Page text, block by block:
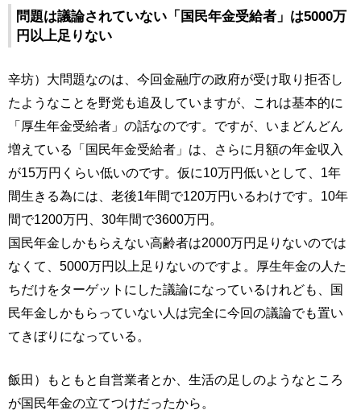
問題は議論されていない「国民年金受給者」は5000万
円以上足りない
辛坊）大問題なのは、今回金融庁の政府が受け取り拒否し
たようなことを野党も追及していますが、これは基本的に
「厚生年金受給者」の話なのです。ですが、いまどんどん
増えている「国民年金受給者」は、さらに月額の年金収入
が15万円くらい低いのです。仮に10万円低いとして、1年
間生きる為には、老後1年間で120万円いるわけです。10年
間で1200万円、30年間で3600万円。
国民年金しかもらえない高齢者は2000万円足りないのでは
なくて、5000万円以上足りないのですよ。厚生年金の人た
ちだけをターゲットにした議論になっているけれども、国
民年金しかもらっていない人は完全に今回の議論でも置い
てきぼりになっている。
飯田）もともと自営業者とか、生活の足しのようなところ
が国民年金の立てつけだったから。